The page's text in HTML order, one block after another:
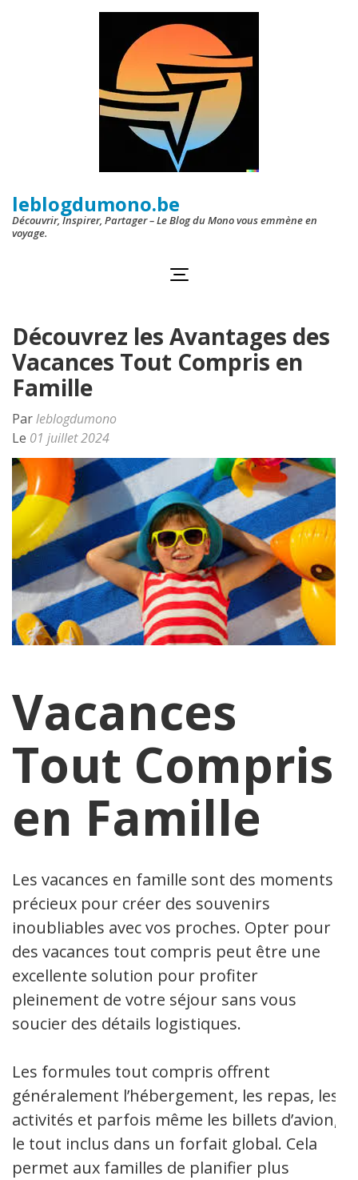
leblogdumono.be
Découvrir, Inspirer, Partager – Le Blog du Mono vous emmène en
voyage.
Découvrez les Avantages des
Vacances Tout Compris en
Famille
Parleblogdumono
Le 01 juillet 2024
Vacances
Tout Compris
en Famille
Les vacances en famille sont des moments
précieux pour créer des souvenirs
inoubliables avec vos proches. Opter pour
des vacances tout compris peut être une
excellente solution pour profiter
pleinement de votre séjour sans vous
soucier des détails logistiques.
Les formules tout compris offrent
généralement l’hébergement, les repas, les
activités et parfois même les billets d’avion,
le tout inclus dans un forfait global. Cela
permet aux familles de planifier plus